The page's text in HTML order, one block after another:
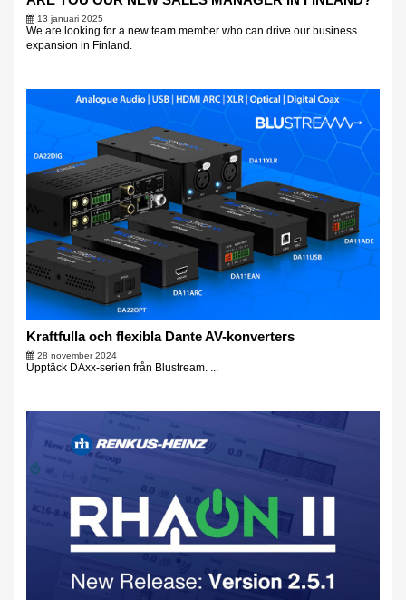
13 januari 2025
We are looking for a new team member who can drive our business
expansion in Finland.
Kraftfulla och flexibla Dante AV-konverters
28 november 2024
Upptäck DAxx-serien från Blustream. ...